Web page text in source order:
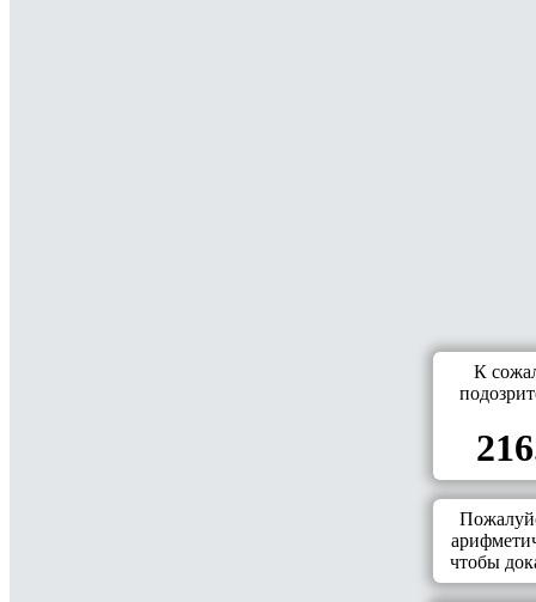
К
чтобы